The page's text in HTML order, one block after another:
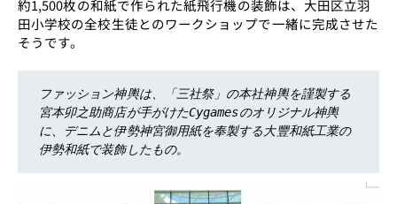
約1,500枚の和紙で作られた紙飛行機の装飾は、大田区立羽
田小学校の全校生徒とのワークショップで一緒に完成させた
そうです。
ファッション神輿は、「三社祭」の本社神輿を謹製する
宮本卯之助商店が手がけたCygamesのオリジナル神輿
に、デニムと伊勢神宮御用紙を奉製する大豐和紙工業の
伊勢和紙で装飾したもの。